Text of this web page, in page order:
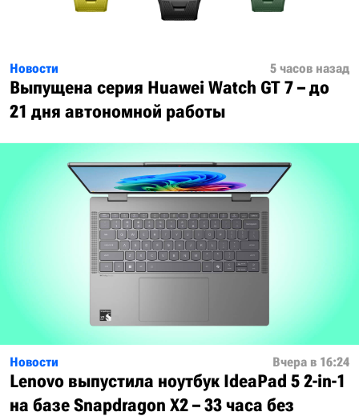
Новости 5 часов назад
Выпущена серия Huawei Watch GT 7 – до
21 дня автономной работы
Новости Вчера в 16:24
Lenovo выпустила ноутбук IdeaPad 5 2-in-1
на базе Snapdragon X2 – 33 часа без